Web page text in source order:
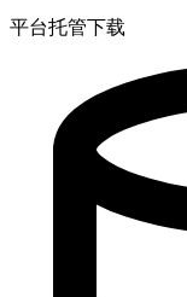
平台托管下载